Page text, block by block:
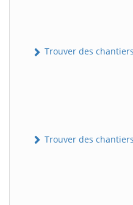
Trouver des
Trouver des